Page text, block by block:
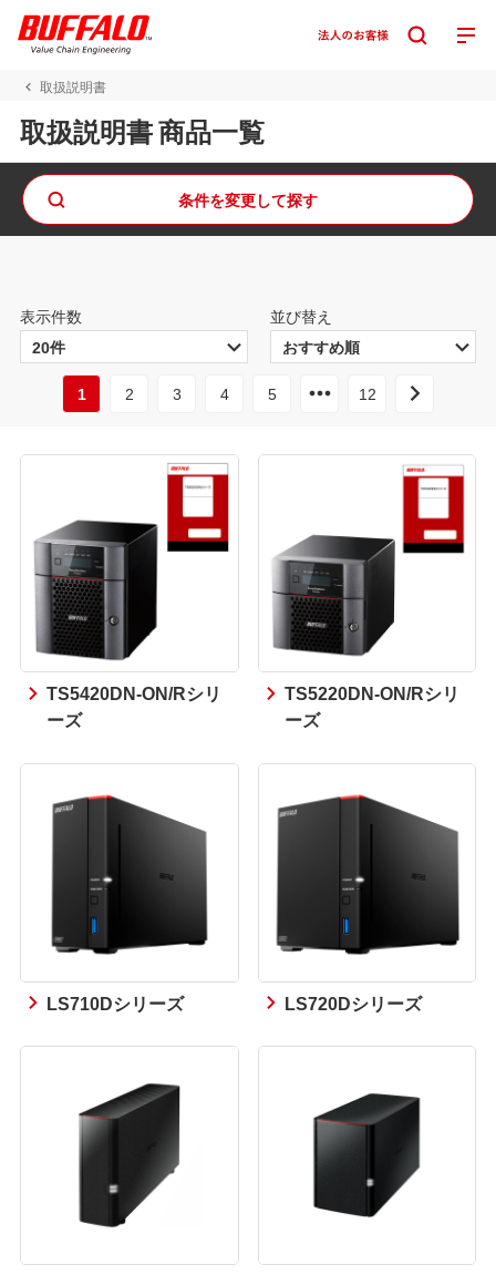
取扱説明書
取扱説明書 商品一覧
条件を変更して探す
表示件数 並び替え
1 2 3 4 5 12
TS5420DN-ON/Rシリ
ーズ
TS5220DN-ON/Rシリ
ーズ
LS710Dシリーズ LS720Dシリーズ